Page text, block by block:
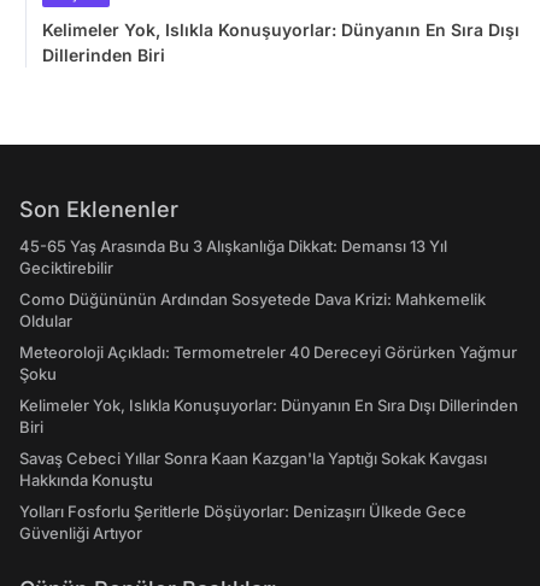
Kelimeler Yok, Islıkla Konuşuyorlar: Dünyanın En Sıra Dışı
Dillerinden Biri
Son Eklenenler
45-65 Yaş Arasında Bu 3 Alışkanlığa Dikkat: Demansı 13 Yıl
Geciktirebilir
Como Düğününün Ardından Sosyetede Dava Krizi: Mahkemelik
Oldular
Meteoroloji Açıkladı: Termometreler 40 Dereceyi Görürken Yağmur
Şoku
Kelimeler Yok, Islıkla Konuşuyorlar: Dünyanın En Sıra Dışı Dillerinden
Biri
Savaş Cebeci Yıllar Sonra Kaan Kazgan'la Yaptığı Sokak Kavgası
Hakkında Konuştu
Yolları Fosforlu Şeritlerle Döşüyorlar: Denizaşırı Ülkede Gece
Güvenliği Artıyor